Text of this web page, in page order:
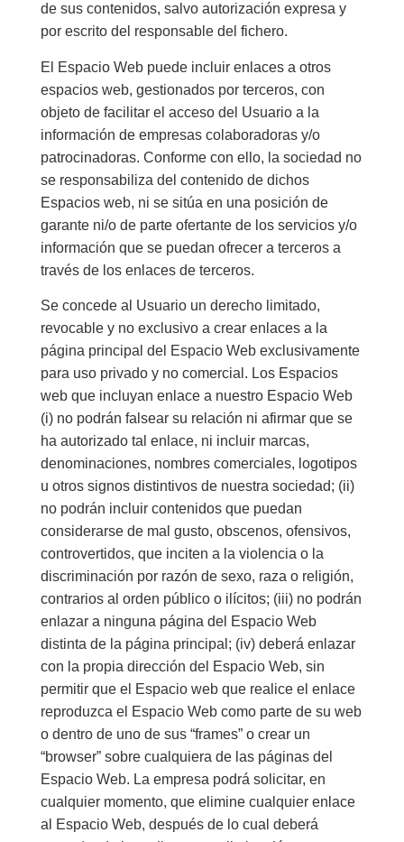
de sus contenidos, salvo autorización expresa y
por escrito del responsable del fichero.
El Espacio Web puede incluir enlaces a otros
espacios web, gestionados por terceros, con
objeto de facilitar el acceso del Usuario a la
información de empresas colaboradoras y/o
patrocinadoras. Conforme con ello, la sociedad no
se responsabiliza del contenido de dichos
Espacios web, ni se sitúa en una posición de
garante ni/o de parte ofertante de los servicios y/o
información que se puedan ofrecer a terceros a
través de los enlaces de terceros.
Se concede al Usuario un derecho limitado,
revocable y no exclusivo a crear enlaces a la
página principal del Espacio Web exclusivamente
para uso privado y no comercial. Los Espacios
web que incluyan enlace a nuestro Espacio Web
(i) no podrán falsear su relación ni afirmar que se
ha autorizado tal enlace, ni incluir marcas,
denominaciones, nombres comerciales, logotipos
u otros signos distintivos de nuestra sociedad; (ii)
no podrán incluir contenidos que puedan
considerarse de mal gusto, obscenos, ofensivos,
controvertidos, que inciten a la violencia o la
discriminación por razón de sexo, raza o religión,
contrarios al orden público o ilícitos; (iii) no podrán
enlazar a ninguna página del Espacio Web
distinta de la página principal; (iv) deberá enlazar
con la propia dirección del Espacio Web, sin
permitir que el Espacio web que realice el enlace
reproduzca el Espacio Web como parte de su web
o dentro de uno de sus “frames” o crear un
“browser” sobre cualquiera de las páginas del
Espacio Web. La empresa podrá solicitar, en
cualquier momento, que elimine cualquier enlace
al Espacio Web, después de lo cual deberá